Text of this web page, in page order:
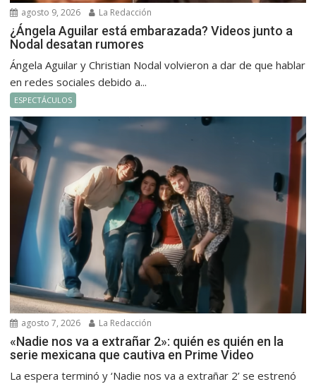
agosto 9, 2026 La Redacción
¿Ángela Aguilar está embarazada? Videos junto a
Nodal desatan rumores
Ángela Aguilar y Christian Nodal volvieron a dar de que hablar
en redes sociales debido a...
ESPECTÁCULOS
agosto 7, 2026 La Redacción
«Nadie nos va a extrañar 2»: quién es quién en la
serie mexicana que cautiva en Prime Video
La espera terminó y ‘Nadie nos va a extrañar 2’ se estrenó